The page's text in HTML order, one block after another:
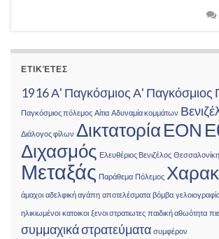
ΕΤΙΚΈΤΕΣ
1916Α' ΠαγκόσμιοςΑ' Παγκόσμιος
Παγκόσμιος πόλεμος Αίτια Αδυναμία κομμάτων
Διάλογος φίλων ΔικτατορίαΕΟΝ
Διχασμός Ελευθέριος Βενιζέλος Θεσσαλονίκη
Μεταξάς Παράθεμα Πόλεμος
άμαχοι αδελφική αγάπη αποτελέσματα βόμβα
ηλικιωμένοι κατοικοι ξενοι στρατιωτες παιδική αθωότητα
συμμαχικά στρατεύματα συμφέρον